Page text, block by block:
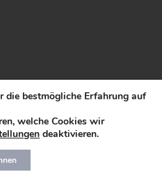
& Haus
die bestmögliche Erfahrung auf
welche Cookies wir
deaktivieren.